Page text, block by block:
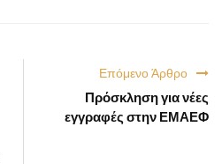
Επόμενο Άρθρο
Πρόσκληση για νέες
εγγραφές στην ΕΜΑΕΦ